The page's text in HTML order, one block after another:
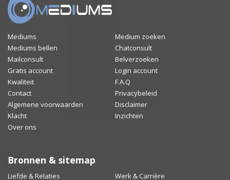
Mediums
Medium zoeken
Mediums bellen
Chatconsult
Mailconsult
Belverzoeken
Gratis account
Login account
Kwaliteit
F.A.Q
Contact
Privacybeleid
Algemene voorwaarden
Disclaimer
Klacht
Inzichten
Over ons
Bronnen & sitemap
Liefde & Relaties Werk & Carrière